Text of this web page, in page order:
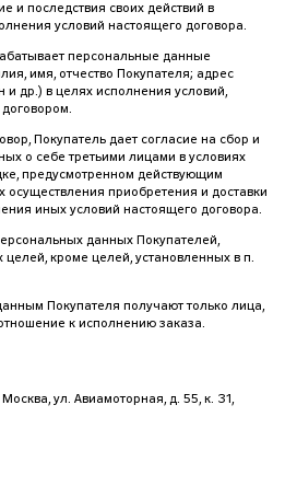
и последствия своих действий в
условий настоящего договора.
персональные данные
имя, отчество Покупателя; адрес
и др.) в целях исполнения условий,
Покупатель дает согласие на сбор и
о себе третьими лицами в условиях
предусмотренном действующим
осуществления приобретения и доставки
иных условий настоящего договора.
данных Покупателей,
кроме целей, установленных в п.
Покупателя получают только лица,
к исполнению заказа.
ул. Авиамоторная, д. 55, к. 31,